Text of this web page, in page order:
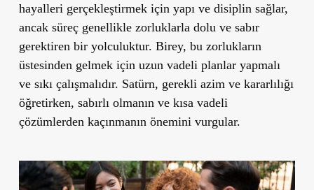
hayalleri gerçekleştirmek için yapı ve disiplin sağlar,
ancak süreç genellikle zorluklarla dolu ve sabır
gerektiren bir yolculuktur. Birey, bu zorlukların
üstesinden gelmek için uzun vadeli planlar yapmalı
ve sıkı çalışmalıdır. Satürn, gerekli azim ve kararlılığı
öğretirken, sabırlı olmanın ve kısa vadeli
çözümlerden kaçınmanın önemini vurgular.